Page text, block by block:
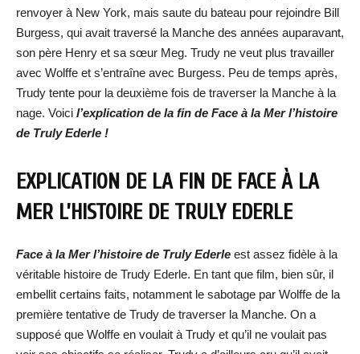
renvoyer à New York, mais saute du bateau pour rejoindre Bill
Burgess, qui avait traversé la Manche des années auparavant,
son père Henry et sa sœur Meg. Trudy ne veut plus travailler
avec Wolffe et s’entraîne avec Burgess. Peu de temps après,
Trudy tente pour la deuxième fois de traverser la Manche à la
nage. Voici l’explication de la fin de Face à la Mer l’histoire
de Truly Ederle !
EXPLICATION DE LA FIN DE FACE À LA
MER L’HISTOIRE DE TRULY EDERLE
Face à la Mer l’histoire de Truly Ederle est assez fidèle à la
véritable histoire de Trudy Ederle. En tant que film, bien sûr, il
embellit certains faits, notamment le sabotage par Wolffe de la
première tentative de Trudy de traverser la Manche. On a
supposé que Wolffe en voulait à Trudy et qu’il ne voulait pas